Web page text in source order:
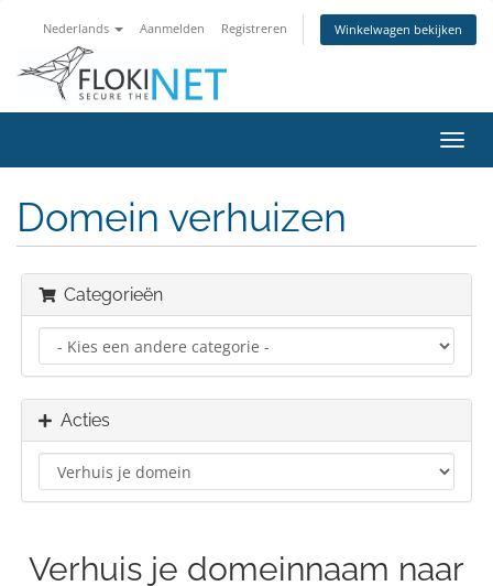
Nederlands Aanmelden Registreren Winkelwagen bekijken
in-/
Domein verhuizen
Categorieën
Acties
Verhuis je domeinnaam naar